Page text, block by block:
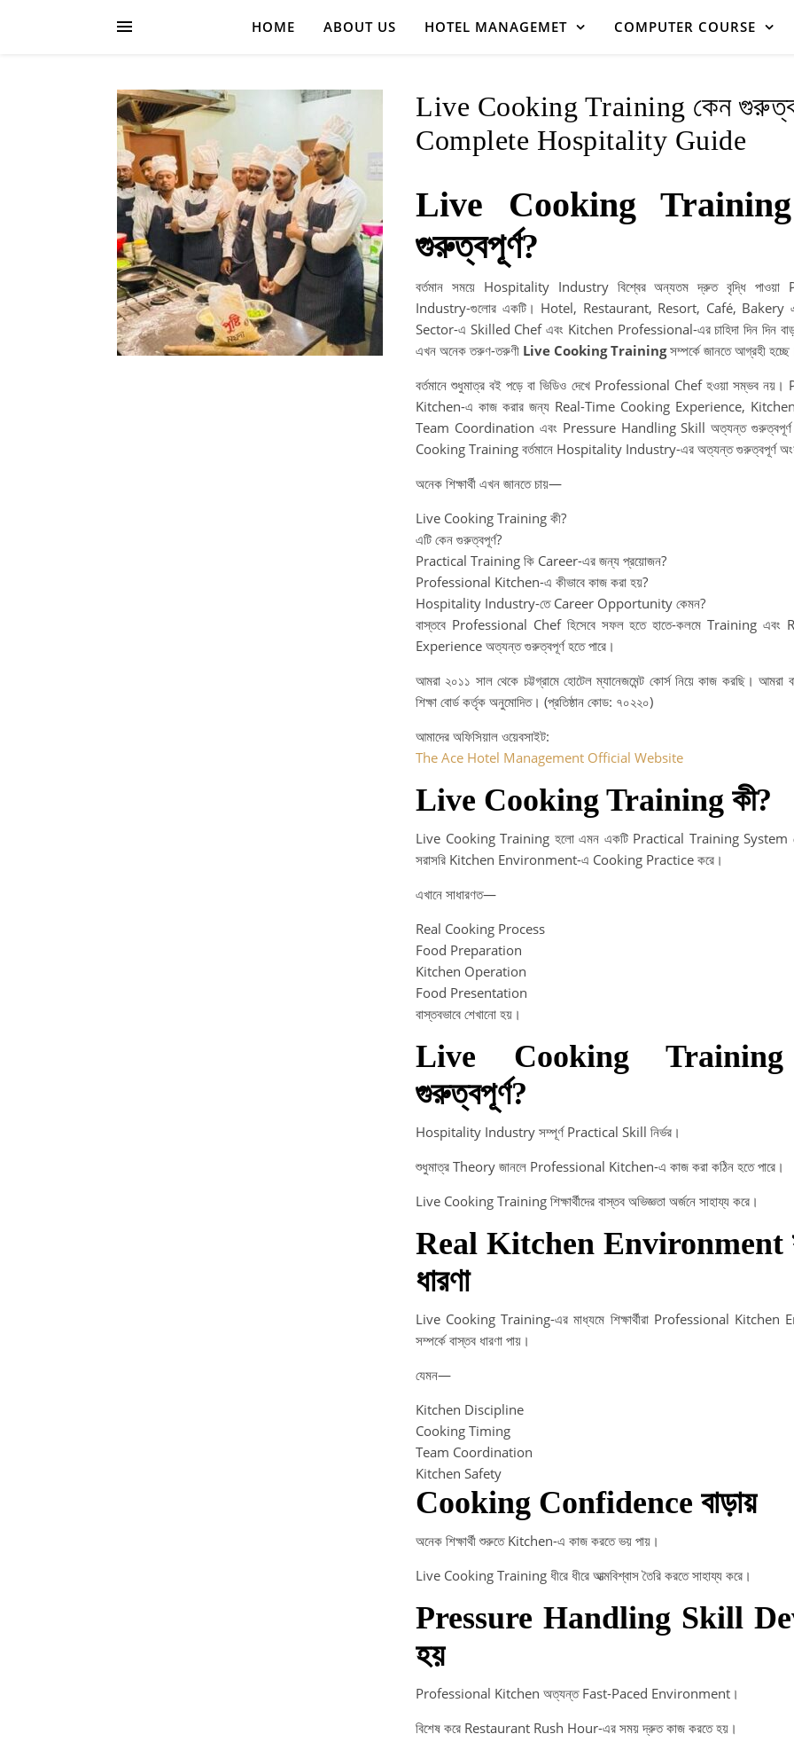
HOME ABOUT US HOTEL MANAGEMET COMPUTER COURSE
Live Cooking Training কেন
Complete Hospitality Guide
Live Cooking
গুরুত্বপূর্ণ?
বর্তমান সময়ে Hospitality Industry বিশ্বের অন্যতম দ্রুত বৃদ্ধি পাওয়া
Industry-গুলোর একটি। Hotel, Restaurant, Resort, Café, Bakery
Sector-এ Skilled Chef এবং Kitchen Professional-এর চাহিদা দিন দিন
এখন অনেক তরুণ-তরুণী Live Cooking Trainingসম্পর্কে জানতে আগ্রহী
বর্তমানে শুধুমাত্র বই পড়ে বা ভিডিও দেখে Professional Chef হওয়া সম্ভব
Kitchen-এ কাজ করার জন্য Real-Time Cooking Experience,
Team Coordination এবং Pressure Handling Skill অত্যন্ত
Cooking Training বর্তমানে Hospitality Industry-এর অত্যন্ত গুরুত্বপূর্ণ অংশ
অনেক শিক্ষার্থী এখন জানতে চায়—
Live Cooking Training কী?
এটি কেন গুরুত্বপূর্ণ?
Practical Training কি Career-এর জন্য প্রয়োজন?
Professional Kitchen-এ কীভাবে কাজ করা হয়?
Hospitality Industry-তে Career Opportunity কেমন?
বাস্তবে Professional Chef হিসেবে সফল হতে হাতে-কলমে Training এবং
Experience অত্যন্ত গুরুত্বপূর্ণ হতে পারে।
আমরা ২০১১ সাল থেকে চট্টগ্রামে হোটেল ম্যানেজমেন্ট কোর্স নিয়ে কাজ করছি। আমরা
শিক্ষা বোর্ড কর্তৃক অনুমোদিত। (প্রতিষ্ঠান কোড: ৭০২২০)
আমাদের অফিসিয়াল ওয়েবসাইট:
The Ace Hotel Management Official Website
Live Cooking Training কী?
Live Cooking Training হলো এমন একটি Practical Training System
সরাসরি Kitchen Environment-এ Cooking Practice করে।
এখানে সাধারণত—
Real Cooking Process
Food Preparation
Kitchen Operation
Food Presentation
বাস্তবভাবে শেখানো হয়।
Live Cooking
গুরুত্বপূর্ণ?
Hospitality Industry সম্পূর্ণ Practical Skill নির্ভর।
শুধুমাত্র Theory জানলে Professional Kitchen-এ কাজ করা কঠিন হতে পারে।
Live Cooking Training শিক্ষার্থীদের বাস্তব অভিজ্ঞতা অর্জনে সাহায্য করে।
Real Kitchen Environment
ধারণা
Live Cooking Training-এর মাধ্যমে শিক্ষার্থীরা Professional
সম্পর্কে বাস্তব ধারণা পায়।
যেমন—
Kitchen Discipline
Cooking Timing
Team Coordination
Kitchen Safety
Cooking Confidence বাড়ায়
অনেক শিক্ষার্থী শুরুতে Kitchen-এ কাজ করতে ভয় পায়।
Live Cooking Training ধীরে ধীরে আত্মবিশ্বাস তৈরি করতে সাহায্য করে।
Pressure Handling Skill
হয়
Professional Kitchen অত্যন্ত Fast-Paced Environment।
বিশেষ করে Restaurant Rush Hour-এর সময় দ্রুত কাজ করতে হয়।